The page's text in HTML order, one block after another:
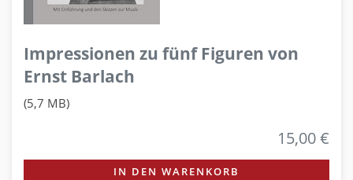
Impressionen zu fünf Figuren von
Ernst Barlach
(5,7 MB)
15,00 €
IN DEN WARENKORB